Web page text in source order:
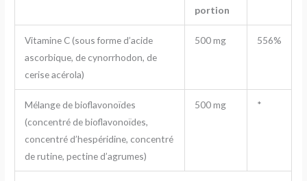
portion
Vitamine C (sous forme d’acide
ascorbique, de cynorrhodon, de
cerise acérola)
500 mg 556%
Mélange de bioflavonoïdes
(concentré de bioflavonoïdes,
concentré d’hespéridine, concentré
de rutine, pectine d’agrumes)
500 mg *